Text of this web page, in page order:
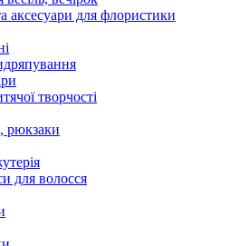
аксесуари для флористики
творчості
рюкзаки
для волосся